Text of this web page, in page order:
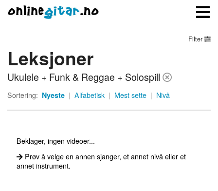
Meny
Logg inn
Filter
Leksjoner
Ukulele + Funk & Reggae + Solospill
Sortering: Nyeste | Alfabetisk | Mest sette | Nivå
Beklager, ingen videoer...
Prøv å velge en annen sjanger, et annet nivå eller et
annet instrument.